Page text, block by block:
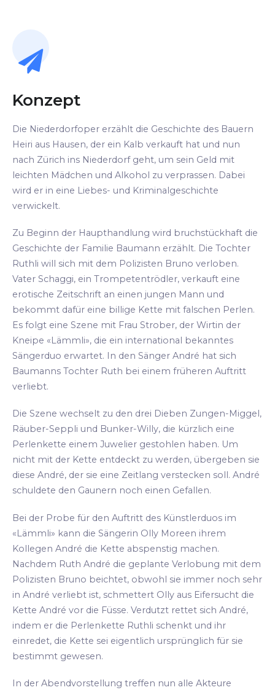
Konzept
Die Niederdorfoper erzählt die Geschichte des Bauern
Heiri aus Hausen, der ein Kalb verkauft hat und nun
nach Zürich ins Niederdorf geht, um sein Geld mit
leichten Mädchen und Alkohol zu verprassen. Dabei
wird er in eine Liebes- und Kriminalgeschichte
verwickelt.
Zu Beginn der Haupthandlung wird bruchstückhaft die
Geschichte der Familie Baumann erzählt. Die Tochter
Ruthli will sich mit dem Polizisten Bruno verloben.
Vater Schaggi, ein Trompetentrödler, verkauft eine
erotische Zeitschrift an einen jungen Mann und
bekommt dafür eine billige Kette mit falschen Perlen.
Es folgt eine Szene mit Frau Strober, der Wirtin der
Kneipe «Lämmli», die ein international bekanntes
Sängerduo erwartet. In den Sänger André hat sich
Baumanns Tochter Ruth bei einem früheren Auftritt
verliebt.
Die Szene wechselt zu den drei Dieben Zungen-Miggel,
Räuber-Seppli und Bunker-Willy, die kürzlich eine
Perlenkette einem Juwelier gestohlen haben. Um
nicht mit der Kette entdeckt zu werden, übergeben sie
diese André, der sie eine Zeitlang verstecken soll. André
schuldete den Gaunern noch einen Gefallen.
Bei der Probe für den Auftritt des Künstlerduos im
«Lämmli» kann die Sängerin Olly Moreen ihrem
Kollegen André die Kette abspenstig machen.
Nachdem Ruth André die geplante Verlobung mit dem
Polizisten Bruno beichtet, obwohl sie immer noch sehr
in André verliebt ist, schmettert Olly aus Eifersucht die
Kette André vor die Füsse. Verdutzt rettet sich André,
indem er die Perlenkette Ruthli schenkt und ihr
einredet, die Kette sei eigentlich ursprünglich für sie
bestimmt gewesen.
In der Abendvorstellung treffen nun alle Akteure